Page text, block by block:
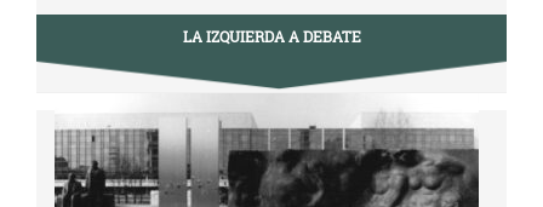
LA IZQUIERDA A DEBATE